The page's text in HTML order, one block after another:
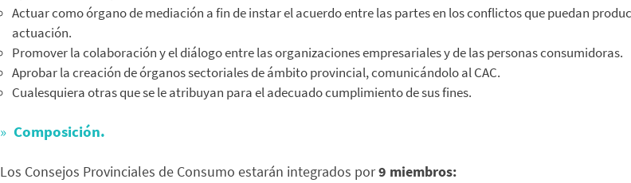
Actuar como órgano de mediación a fin de instar el acuerdo entre las partes en los conflictos que puedan
actuación.
Promover la colaboración y el diálogo entre las organizaciones empresariales y de las personas consumidoras.
Aprobar la creación de órganos sectoriales de ámbito provincial, comunicándolo al CAC.
Cualesquiera otras que se le atribuyan para el adecuado cumplimiento de sus fines.
Composición.
Los Consejos Provinciales de Consumo estarán integrados por9 miembros: